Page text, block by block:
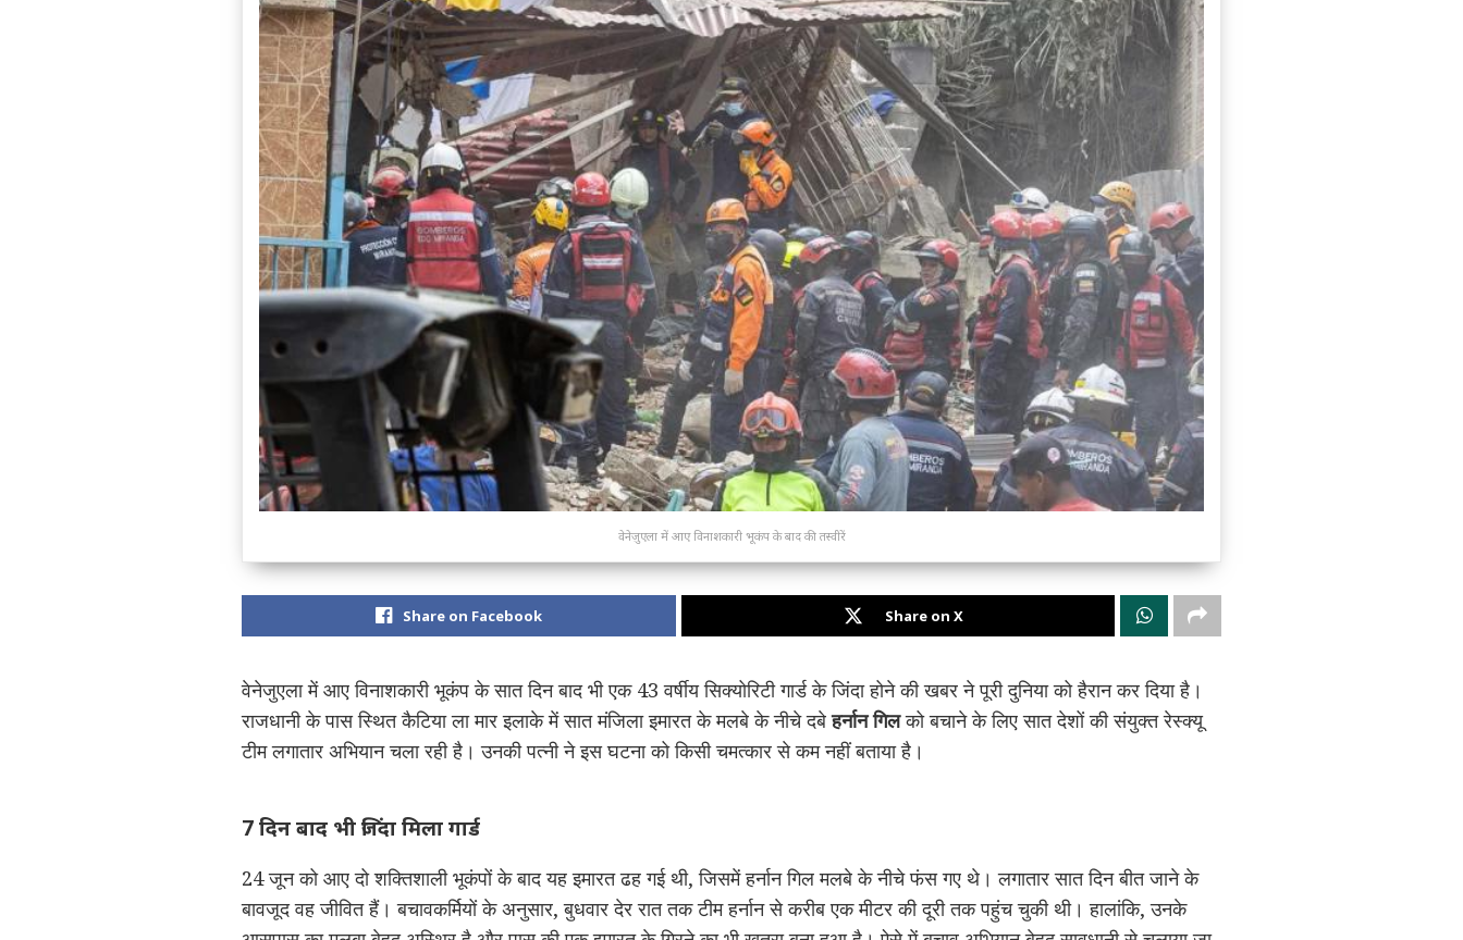
वेनेज़ुएला में आए विनाशकारी भूकंप के बाद की तस्वीरें
Share on Facebook Share on X
वेनेजुएला में आए विनाशकारी भूकंप के सात दिन बाद भी एक 43 वर्षीय सिक्योरिटी गार्ड के जिंदा होने की खबर ने पूरी दुनिया को हैरान कर दिया है।
राजधानी के पास स्थित कैटिया ला मार इलाके में सात मंजिला इमारत के मलबे के नीचे दबेहर्नान गिलको बचाने के लिए सात देशों की संयुक्त रेस्क्यू
टीम लगातार अभियान चला रही है। उनकी पत्नी ने इस घटना को किसी चमत्कार से कम नहीं बताया है।
7 दिन बाद भी जिंदा मिला गार्ड
24 जून को आए दो शक्तिशाली भूकंपों के बाद यह इमारत ढह गई थी, जिसमें हर्नान गिल मलबे के नीचे फंस गए थे। लगातार सात दिन बीत जाने के
बावजूद वह जीवित हैं। बचावकर्मियों के अनुसार, बुधवार देर रात तक टीम हर्नान से करीब एक मीटर की दूरी तक पहुंच चुकी थी। हालांकि, उनके